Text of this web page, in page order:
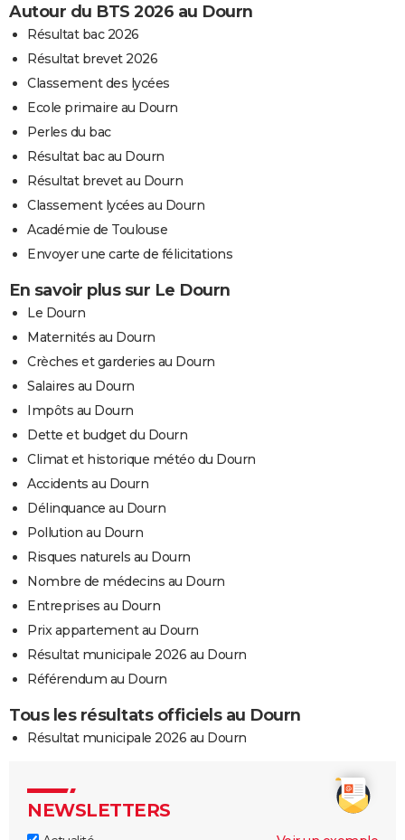
Autour du BTS 2026 au Dourn
Résultat bac 2026
Résultat brevet 2026
Classement des lycées
Ecole primaire au Dourn
Perles du bac
Résultat bac au Dourn
Résultat brevet au Dourn
Classement lycées au Dourn
Académie de Toulouse
Envoyer une carte de félicitations
En savoir plus sur Le Dourn
Le Dourn
Maternités au Dourn
Crèches et garderies au Dourn
Salaires au Dourn
Impôts au Dourn
Dette et budget du Dourn
Climat et historique météo du Dourn
Accidents au Dourn
Délinquance au Dourn
Pollution au Dourn
Risques naturels au Dourn
Nombre de médecins au Dourn
Entreprises au Dourn
Prix appartement au Dourn
Résultat municipale 2026 au Dourn
Référendum au Dourn
Tous les résultats officiels au Dourn
Résultat municipale 2026 au Dourn
NEWSLETTERS